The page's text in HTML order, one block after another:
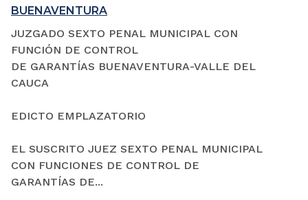
BUENAVENTURA
JUZGADO SEXTO PENAL MUNICIPAL CON
FUNCIÓN DE CONTROL
DE GARANTÍAS BUENAVENTURA-VALLE DEL
CAUCA
EDICTO EMPLAZATORIO
EL SUSCRITO JUEZ SEXTO PENAL MUNICIPAL
CON FUNCIONES DE CONTROL DE
GARANTÍAS DE...